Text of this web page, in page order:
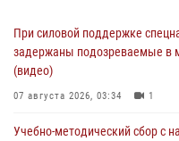
При силовой поддержке
задержаны подозреваемые в
(видео)
07 августа 2026, 03:34 1
Учебно-методический сбор с